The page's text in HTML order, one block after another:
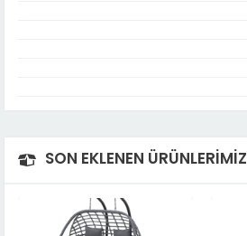
SON EKLENEN ÜRÜNLERİMİZ